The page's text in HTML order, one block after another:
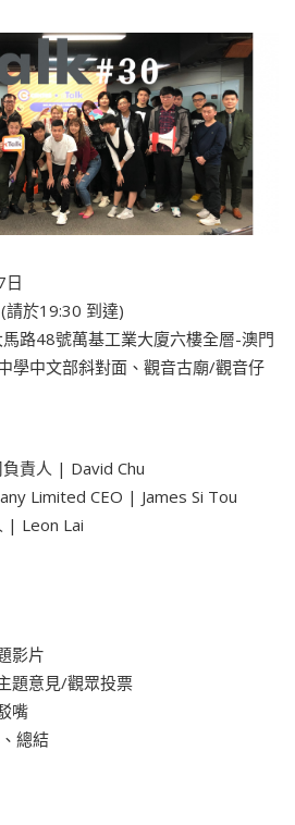
於19:30 到達)
48號萬基工業大廈六樓全層-澳門
學中文部斜對面、觀音古廟/觀音仔
責人 | David Chu
Limited CEO | James Si Tou
| Leon Lai
影片
題意見/觀眾投票
嘴
總結